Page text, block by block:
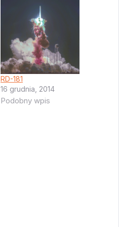
RD-181
16 grudnia, 2014
Podobny wpis